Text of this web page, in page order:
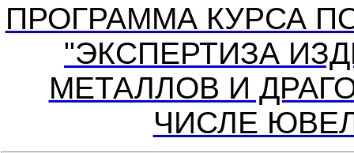
ПРОГРАММА КУРСА
"ЭКСПЕРТИЗА
МЕТАЛЛОВ И
ЧИСЛЕ